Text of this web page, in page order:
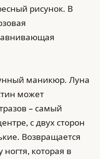
рисунок. В
маникюр. Луна
может
– самый
с двух сторон
Возвращается
которая в